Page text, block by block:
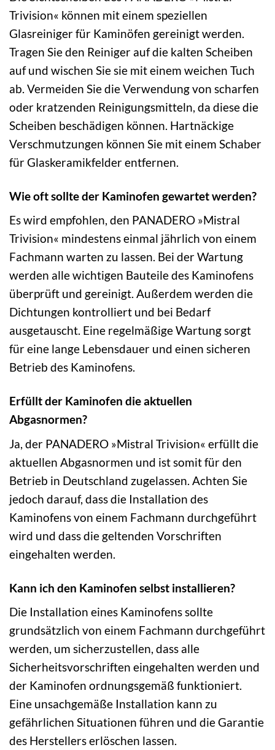
Trivision« können mit einem speziellen
Glasreiniger für Kaminöfen gereinigt werden.
Tragen Sie den Reiniger auf die kalten Scheiben
auf und wischen Sie sie mit einem weichen Tuch
ab. Vermeiden Sie die Verwendung von scharfen
oder kratzenden Reinigungsmitteln, da diese die
Scheiben beschädigen können. Hartnäckige
Verschmutzungen können Sie mit einem Schaber
für Glaskeramikfelder entfernen.
Wie oft sollte der Kaminofen gewartet werden?
Es wird empfohlen, den PANADERO »Mistral
Trivision« mindestens einmal jährlich von einem
Fachmann warten zu lassen. Bei der Wartung
werden alle wichtigen Bauteile des Kaminofens
überprüft und gereinigt. Außerdem werden die
Dichtungen kontrolliert und bei Bedarf
ausgetauscht. Eine regelmäßige Wartung sorgt
für eine lange Lebensdauer und einen sicheren
Betrieb des Kaminofens.
Erfüllt der Kaminofen die aktuellen
Abgasnormen?
Ja, der PANADERO »Mistral Trivision« erfüllt die
aktuellen Abgasnormen und ist somit für den
Betrieb in Deutschland zugelassen. Achten Sie
jedoch darauf, dass die Installation des
Kaminofens von einem Fachmann durchgeführt
wird und dass die geltenden Vorschriften
eingehalten werden.
Kann ich den Kaminofen selbst installieren?
Die Installation eines Kaminofens sollte
grundsätzlich von einem Fachmann durchgeführt
werden, um sicherzustellen, dass alle
Sicherheitsvorschriften eingehalten werden und
der Kaminofen ordnungsgemäß funktioniert.
Eine unsachgemäße Installation kann zu
gefährlichen Situationen führen und die Garantie
des Herstellers erlöschen lassen.